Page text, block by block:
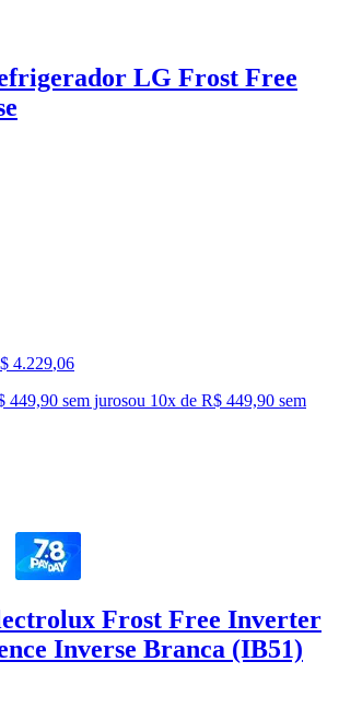
LG Frost Free
4.229,06
449,90 sem jurosou 10x de R$ 449,90 sem
Frost Free Inverter
Inverse Branca (IB51)